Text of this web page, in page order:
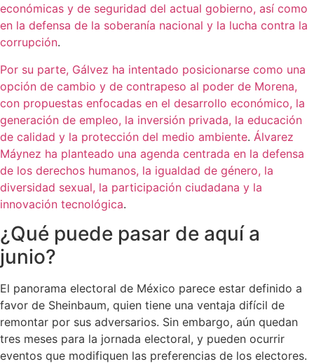
económicas y de seguridad del actual gobierno, así como
en la defensa de la soberanía nacional y la lucha contra la
corrupción.
Por su parte, Gálvez ha intentado posicionarse como una
opción de cambio y de contrapeso al poder de Morena,
con propuestas enfocadas en el desarrollo económico, la
generación de empleo, la inversión privada, la educación
de calidad y la protección del medio ambiente. Álvarez
Máynez ha planteado una agenda centrada en la defensa
de los derechos humanos, la igualdad de género, la
diversidad sexual, la participación ciudadana y la
innovación tecnológica.
¿Qué puede pasar de aquí a
junio?
El panorama electoral de México parece estar definido a
favor de Sheinbaum, quien tiene una ventaja difícil de
remontar por sus adversarios. Sin embargo, aún quedan
tres meses para la jornada electoral, y pueden ocurrir
eventos que modifiquen las preferencias de los electores.